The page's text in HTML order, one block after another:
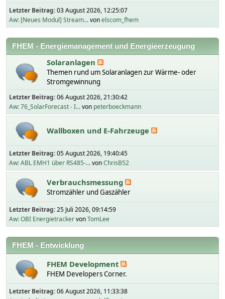
Letzter Beitrag:03 August 2026, 12:25:07
Aw: [Neues Modul] Stream...vonelscom_fhem
FHEM - Energiemanagement und Energieerzeugung
Solaranlagen
Themen rund um Solaranlagen zur Wärme- oder
Stromgewinnung
Letzter Beitrag:06 August 2026, 21:30:42
Aw: 76_SolarForecast - I...von peterboeckmann
Wallboxen und E-Fahrzeuge
Letzter Beitrag:05 August 2026, 19:40:45
Aw: ABL EMH1 über RS485-...vonChrisB52
Verbrauchsmessung
Stromzähler und Gaszähler
Letzter Beitrag:25 Juli 2026, 09:14:59
Aw: OBI EnergietrackervonTomLee
FHEM - Entwicklung
FHEM Development
FHEM Developers Corner.
Letzter Beitrag:06 August 2026, 11:33:38